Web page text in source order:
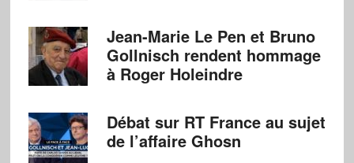
Jean-Marie Le Pen et Bruno
Gollnisch rendent hommage
à Roger Holeindre
Débat sur RT France au sujet
de l’affaire Ghosn